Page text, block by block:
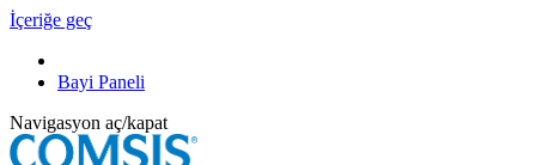
İçeriğe geç
Bayi Paneli
Navigasyon aç/kapat